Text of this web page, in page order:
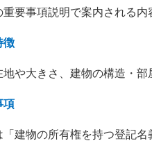
要事項説明で案内される内
徴
や大きさ、建物の構造・部
項
建物の所有権を持つ登記名